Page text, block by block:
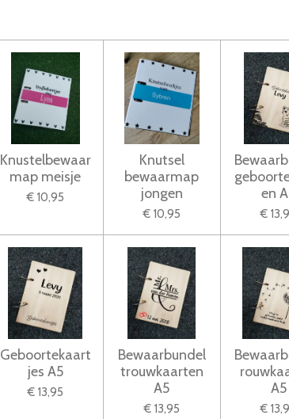
Knustelbewaar
map meisje
€ 10,95
Knutsel
bewaarmap
jongen
€ 10,95
en
€
Geboortekaart
jes A5
€ 13,95
Bewaarbundel
trouwkaarten
A5
€ 13,95
A5
€